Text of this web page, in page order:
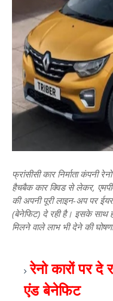
फ्रांसीसी कार निर्माता कंपनी
हैचबैक कार क्विड से लेकर,
की अपनी पूरी लाइन-अप पर
(बेनेफिट) दे रही है। इसके साथ
मिलने वाले लाभ भी देने की
रेनो कारों पर
एंड बेनेफिट